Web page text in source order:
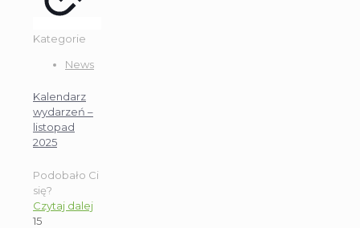
Kategorie
News
Kalendarz
wydarzeń –
listopad
2025
Podobało Ci
się?
Czytaj dalej
15